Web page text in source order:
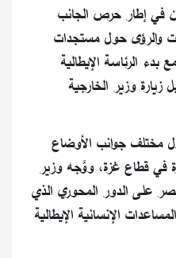
في إطار حرص الجانب
والرؤى حول مستجدات
بدء الرئاسة الإيطالية
زيارة وزير الخارجية
مختلف جوانب الأوضاع
في قطاع غزة، ووَّجه وزير
على الدور المحوري الذي
الإنسانية الإيطالية